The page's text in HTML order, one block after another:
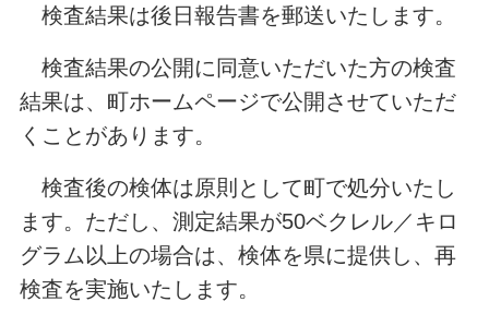
検査結果は後日報告書を郵送いたします。
検査結果の公開に同意いただいた方の検査
結果は、町ホームページで公開させていただ
くことがあります。
検査後の検体は原則として町で処分いたし
ます。ただし、測定結果が50ベクレル／キロ
グラム以上の場合は、検体を県に提供し、再
検査を実施いたします。